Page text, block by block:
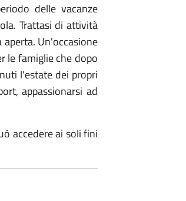
delle vacanze
Trattasi di attività
Un'occasione
le famiglie che dopo
l'estate dei propri
appassionarsi ad
accedere ai soli fini